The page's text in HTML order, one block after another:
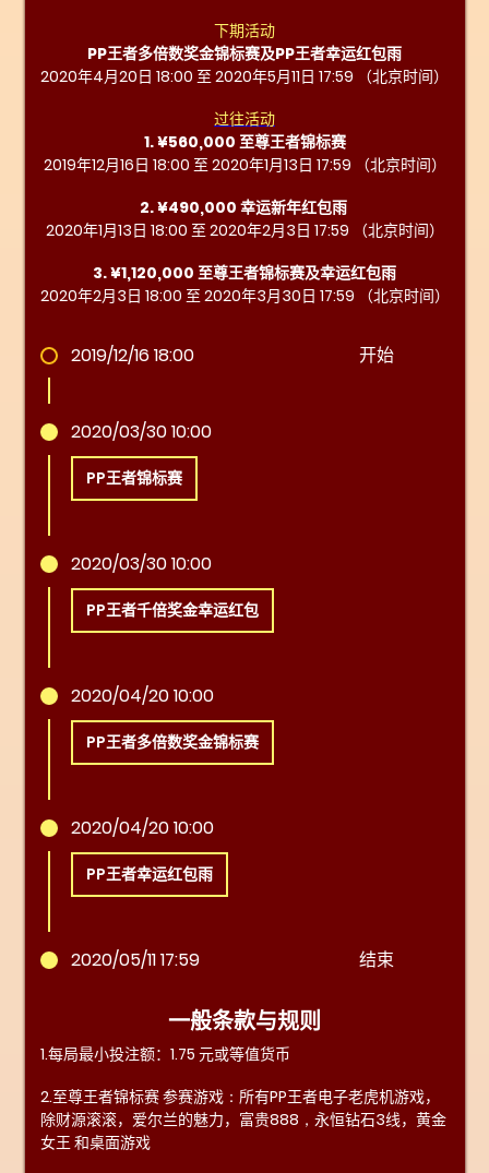
下期活动
PP王者多倍数奖金锦标赛及PP王者幸运红包雨
2020年4月20日 18:00 至 2020年5月11日 17:59 （北京时间）
过往活动
1. ¥560,000 至尊王者锦标赛
2019年12月16日 18:00 至 2020年1月13日 17:59 （北京时间）
2. ¥490,000 幸运新年红包雨
2020年1月13日 18:00 至 2020年2月3日 17:59 （北京时间）
3. ¥1,120,000 至尊王者锦标赛及幸运红包雨
2020年2月3日 18:00 至 2020年3月30日 17:59 （北京时间）
2019/12/16 18:00 开始
2020/03/30 10:00
PP王者锦标赛
2020/03/30 10:00
PP王者千倍奖金幸运红包
2020/04/20 10:00
PP王者多倍数奖金锦标赛
2020/04/20 10:00
PP王者幸运红包雨
2020/05/11 17:59 结束
一般条款与规则
1.每局最小投注额：1.75 元或等值货币
2.至尊王者锦标赛参赛游戏： 所有PP王者电子老虎机游戏，
除财源滚滚，爱尔兰的魅力，富贵888 ， 永恒钻石3线，黄金
女王和桌面游戏